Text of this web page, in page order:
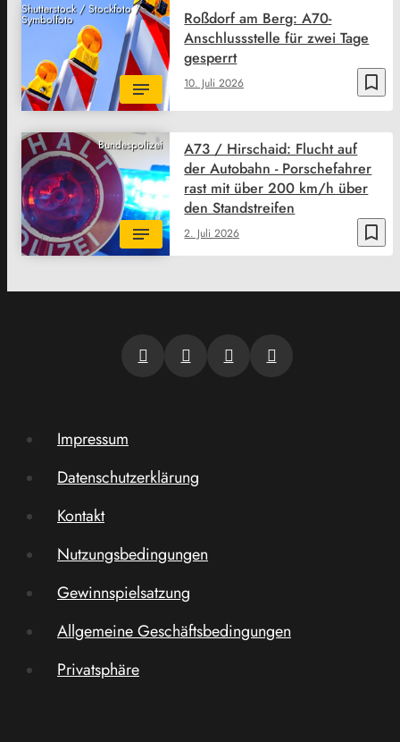
Shutterstock / Stockfoto /
Symbolfoto
bookmark_border
10. Juli 2026
Roßdorf am Berg: A70-
Anschlussstelle für zwei Tage
gesperrt
Bundespolizei
bookmark_border
2. Juli 2026
A73 / Hirschaid: Flucht auf
der Autobahn - Porschefahrer
rast mit über 200 km/h über
den Standstreifen
Impressum
Datenschutzerklärung
Kontakt
Nutzungsbedingungen
Gewinnspielsatzung
Allgemeine Geschäftsbedingungen
Privatsphäre